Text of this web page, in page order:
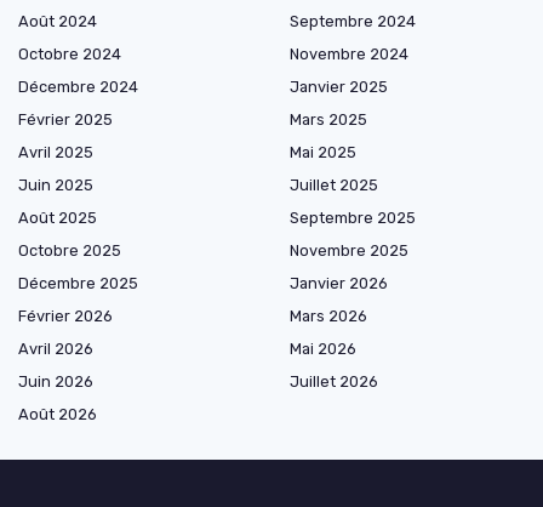
Août 2024
Septembre 2024
Octobre 2024
Novembre 2024
Décembre 2024
Janvier 2025
Février 2025
Mars 2025
Avril 2025
Mai 2025
Juin 2025
Juillet 2025
Août 2025
Septembre 2025
Octobre 2025
Novembre 2025
Décembre 2025
Janvier 2026
Février 2026
Mars 2026
Avril 2026
Mai 2026
Juin 2026
Juillet 2026
Août 2026